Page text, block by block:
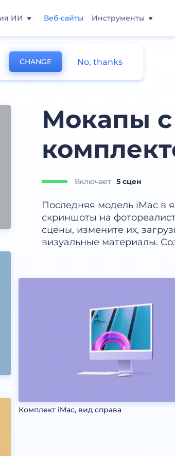
ИИ Веб-сайты Инструменты
Мокапы
Включает 5 сцен
Последняя модель iMac в
скриншоты на
сцены, измените их,
визуальные материалы.
Комплект iMac, вид справа
CHANGE No, thanks